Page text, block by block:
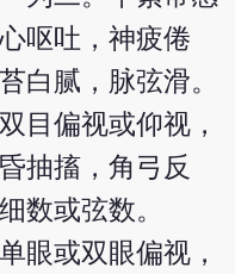
呕吐，神疲倦
白腻，脉弦滑。
目偏视或仰视，
抽搐，角弓反
数或弦数。
眼或双眼偏视，